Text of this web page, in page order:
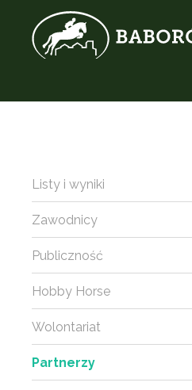
Listy i wyniki
Zawodnicy
Publiczność
Hobby Horse
Wolontariat
Partnerzy